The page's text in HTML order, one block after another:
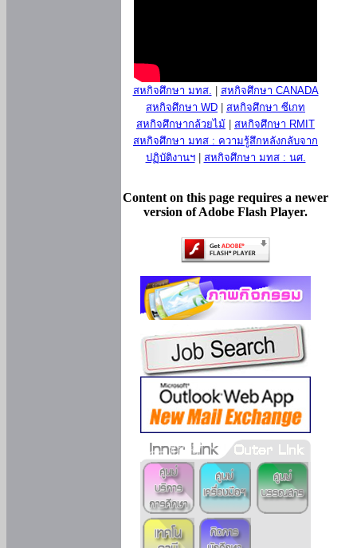
สหกิจศึกษา มทส.
สหกิจศึกษา CANADA
สหกิจศึกษา WD
สหกิจศึกษา ซีเกท
สหกิจศึกษากล้วยไม้
สหกิจศึกษา RMIT
สหกิจศึกษา มทส : ความรู้สึกหลังกลับจาก
ปฏิบัติงานฯ| สหกิจศึกษา มทส : นศ.
Content on this page requires a newer
version of Adobe Flash Player.